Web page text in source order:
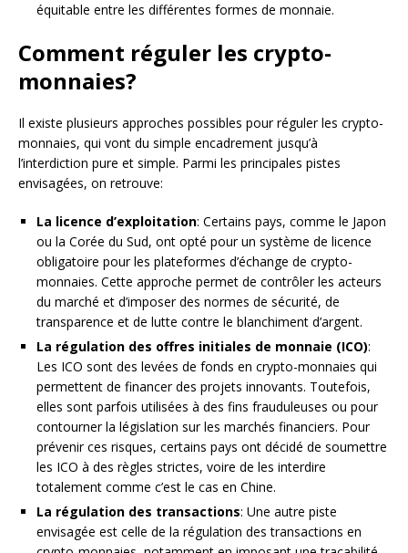
équitable entre les différentes formes de monnaie.
Comment réguler les crypto-
monnaies?
Il existe plusieurs approches possibles pour réguler les crypto-
monnaies, qui vont du simple encadrement jusqu’à
l’interdiction pure et simple. Parmi les principales pistes
envisagées, on retrouve:
La licence d’exploitation: Certains pays, comme le Japon
ou la Corée du Sud, ont opté pour un système de licence
obligatoire pour les plateformes d’échange de crypto-
monnaies. Cette approche permet de contrôler les acteurs
du marché et d’imposer des normes de sécurité, de
transparence et de lutte contre le blanchiment d’argent.
La régulation des offres initiales de monnaie (ICO):
Les ICO sont des levées de fonds en crypto-monnaies qui
permettent de financer des projets innovants. Toutefois,
elles sont parfois utilisées à des fins frauduleuses ou pour
contourner la législation sur les marchés financiers. Pour
prévenir ces risques, certains pays ont décidé de soumettre
les ICO à des règles strictes, voire de les interdire
totalement comme c’est le cas en Chine.
La régulation des transactions: Une autre piste
envisagée est celle de la régulation des transactions en